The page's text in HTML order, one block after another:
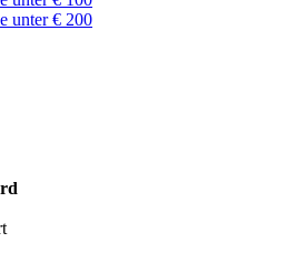
unter € 200